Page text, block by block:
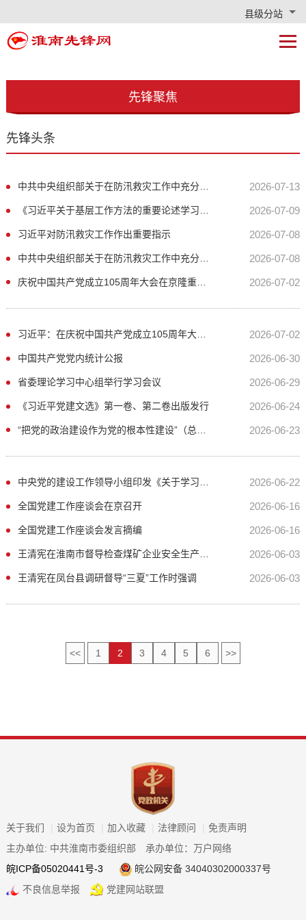
县级分站
先锋聚焦
先锋头条
中共中央组织部关于在防汛救灾工作中充分发挥基层党组织战斗堡垒作用和广大党员先锋模范作用的通知 2026-07-13
2026-07-09
习近平对防汛救灾工作作出重要指示 2026-07-08
中共中央组织部关于在防汛救灾工作中充分发挥基层党组织战斗堡垒作用和广大党员先锋模范作用的通知 2026-07-08
庆祝中国共产党成立105周年大会在京隆重举行 2026-07-02
习近平：在庆祝中国共产党成立105周年大会上的讲话 2026-07-02
中国共产党党内统计公报 2026-06-30
省委理论学习中心组举行学习会议 2026-06-29
《习近平党建文选》第一卷、第二卷出版发行 2026-06-24
2026-06-23
2026-06-22
全国党建工作座谈会在京召开 2026-06-16
全国党建工作座谈会发言摘编 2026-06-16
2026-06-03
王清宪在凤台县调研督导“三夏”工作时强调 2026-06-03
<< 1 2 3 4 5 6 >>
关于我们 设为首页 加入收藏 法律顾问
免责声明
主办单位: 中共淮南市委组织部
承办单位：万户网络
皖ICP备05020441号-3
皖公网安备 34040302000337号
不良信息举报
党建网站联盟